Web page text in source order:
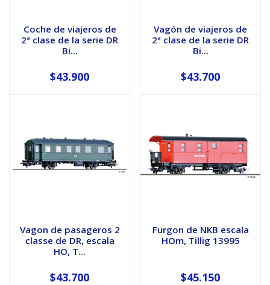
Coche de viajeros de
2ª clase de la serie DR
Bi...
$43.900
Vagón de viajeros de
2ª clase de la serie DR
Bi...
$43.700
Vagon de pasageros 2
classe de DR, escala
HO, T...
$43.700
Furgon de NKB escala
HOm, Tillig 13995
$45.150